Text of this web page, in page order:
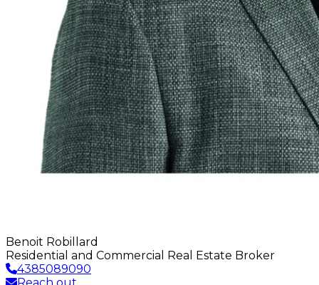
Benoit Robillard
Residential and Commercial Real Estate Broker
4385089090